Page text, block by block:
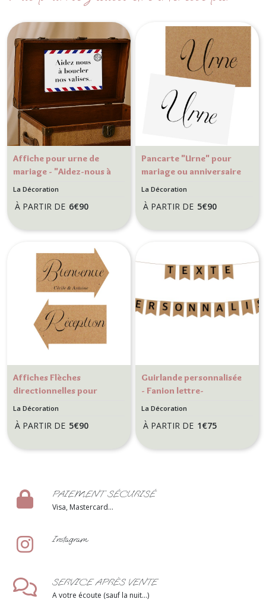
Affiche pour urne de
mariage - "Aidez-nous à
La Décoration
À PARTIR DE 6€90
Pancarte "Urne" pour
mariage ou anniversaire
La Décoration
À PARTIR DE 5€90
Affiches Flèches
directionnelles pour
mariage ou anniversaire
champêtre - Kraft
La Décoration
À PARTIR DE 5€90
Guirlande personnalisée
- Fanion lettre-
Décoration de mariage,
naturel
La Décoration
À PARTIR DE 1€75
PAIEMENT SÉCURISÉ
Visa, Mastercard...
Instagram
SERVICE APRÈS VENTE
A votre écoute (sauf la nuit...)